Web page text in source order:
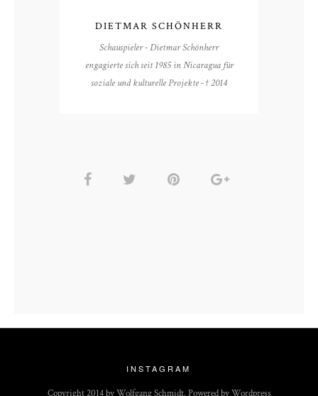
DIETMAR SCHÖNHERR
Schauspieler - Dietmar Schönherr
engagierte sich seit 1985 in Nicaragua für
soziale und kulturelle Projekte - † 2014
INSTAGRAM
Copyright 2014 by Wolfgang Schmidt. Powered by Wordpress